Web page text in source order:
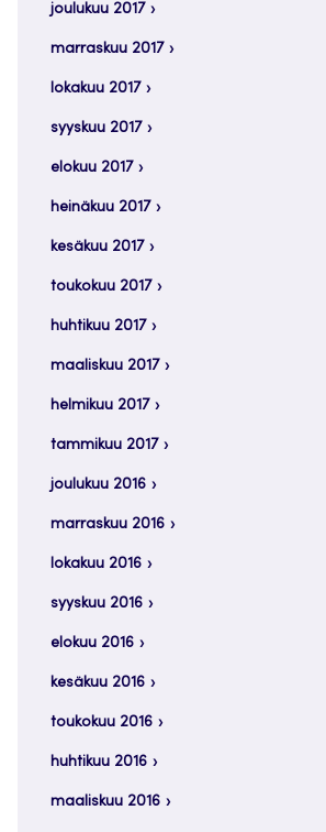
joulukuu 2017
marraskuu 2017
lokakuu 2017
syyskuu 2017
elokuu 2017
heinäkuu 2017
kesäkuu 2017
toukokuu 2017
huhtikuu 2017
maaliskuu 2017
helmikuu 2017
tammikuu 2017
joulukuu 2016
marraskuu 2016
lokakuu 2016
syyskuu 2016
elokuu 2016
kesäkuu 2016
toukokuu 2016
huhtikuu 2016
maaliskuu 2016